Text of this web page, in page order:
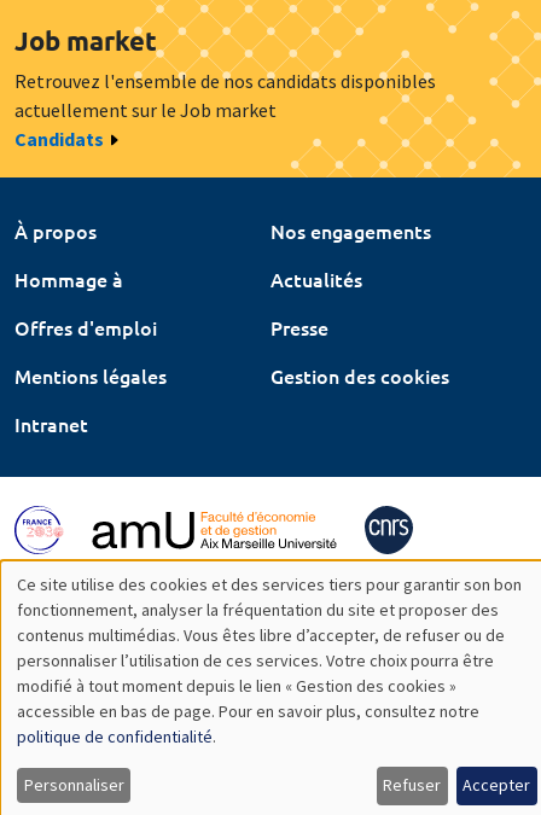
Job market
Retrouvez l'ensemble de nos candidats disponibles
actuellement sur le Job market
Candidats
À propos
Nos engagements
Hommage à
Actualités
Offres d'emploi
Presse
Mentions légales
Gestion des cookies
Intranet
Utilisation
des
données
personnelles
et
Ce site utilise des cookies et des services tiers pour garantir son bon
fonctionnement, analyser la fréquentation du site et proposer des
contenus multimédias. Vous êtes libre d’accepter, de refuser ou de
personnaliser l’utilisation de ces services. Votre choix pourra être
modifié à tout moment depuis le lien « Gestion des cookies »
accessible en bas de page. Pour en savoir plus, consultez notre
politique de confidentialité.
Personnaliser Refuser Accepter